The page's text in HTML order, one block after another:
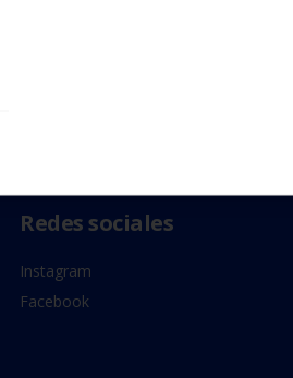
Redes sociales
Instagram
Facebook